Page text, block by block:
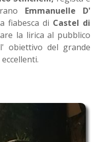
Emmanuelle D'
fiabesca di Castel di
la lirica al pubblico
obiettivo del grande